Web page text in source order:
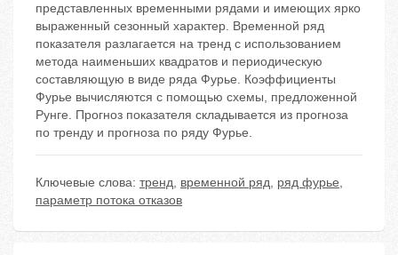
представленных временными рядами и имеющих ярко
выраженный сезонный характер. Временной ряд
показателя разлагается на тренд с использованием
метода наименьших квадратов и периодическую
составляющую в виде ряда Фурье. Коэффициенты
Фурье вычисляются с помощью схемы, предложенной
Рунге. Прогноз показателя складывается из прогноза
по тренду и прогноза по ряду Фурье.
Ключевые слова: тренд, временной ряд, ряд фурье,
параметр потока отказов